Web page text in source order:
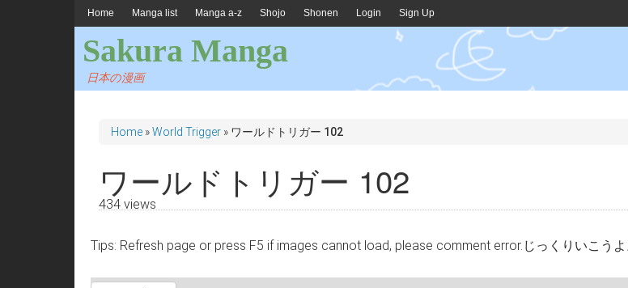
Home Manga list Manga a-z Shojo Shonen Login Sign Up
Sakura Manga
日本の漫画
Home »World Trigger » ワールドトリガー 102
ワールドトリガー 102
434 views
Tips: Refresh page or press F5 if images cannot load, please comment error.じっくりいこうよ